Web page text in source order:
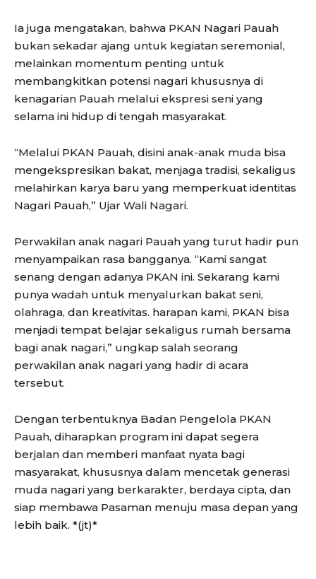
Ia juga mengatakan, bahwa PKAN Nagari Pauah
bukan sekadar ajang untuk kegiatan seremonial,
melainkan momentum penting untuk
membangkitkan potensi nagari khususnya di
kenagarian Pauah melalui ekspresi seni yang
selama ini hidup di tengah masyarakat.
“Melalui PKAN Pauah, disini anak-anak muda bisa
mengekspresikan bakat, menjaga tradisi, sekaligus
melahirkan karya baru yang memperkuat identitas
Nagari Pauah,” Ujar Wali Nagari.
Perwakilan anak nagari Pauah yang turut hadir pun
menyampaikan rasa bangganya. “Kami sangat
senang dengan adanya PKAN ini. Sekarang kami
punya wadah untuk menyalurkan bakat seni,
olahraga, dan kreativitas. harapan kami, PKAN bisa
menjadi tempat belajar sekaligus rumah bersama
bagi anak nagari,” ungkap salah seorang
perwakilan anak nagari yang hadir di acara
tersebut.
Dengan terbentuknya Badan Pengelola PKAN
Pauah, diharapkan program ini dapat segera
berjalan dan memberi manfaat nyata bagi
masyarakat, khususnya dalam mencetak generasi
muda nagari yang berkarakter, berdaya cipta, dan
siap membawa Pasaman menuju masa depan yang
lebih baik. *(jt)*